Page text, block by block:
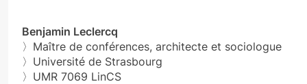
Benjamin Leclercq
〉Maître de conférences, architecte et sociologue
〉Université de Strasbourg
〉UMR 7069 LinCS